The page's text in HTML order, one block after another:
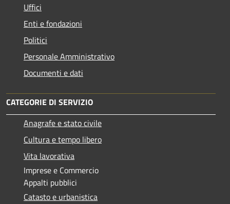
Uffici
Enti e fondazioni
Politici
Personale Amministrativo
Documenti e dati
CATEGORIE DI SERVIZIO
Anagrafe e stato civile
Cultura e tempo libero
Vita lavorativa
Imprese e Commercio
Appalti pubblici
Catasto e urbanistica